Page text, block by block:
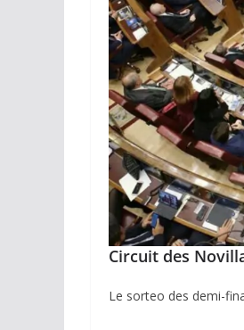
Circuit des
Le sorteo des demi-